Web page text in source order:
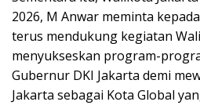
2026, M Anwar meminta
terus mendukung kegiatan
menyukseskan program-
Gubernur DKI Jakarta demi
Jakarta sebagai Kota Global